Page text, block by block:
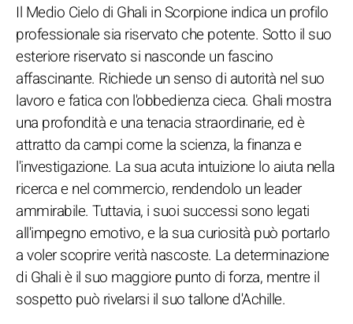
Il Medio Cielo di Ghali in Scorpione indica un profilo
professionale sia riservato che potente. Sotto il suo
esteriore riservato si nasconde un fascino
affascinante. Richiede un senso di autorità nel suo
lavoro e fatica con l'obbedienza cieca. Ghali mostra
una profondità e una tenacia straordinarie, ed è
attratto da campi come la scienza, la finanza e
l'investigazione. La sua acuta intuizione lo aiuta nella
ricerca e nel commercio, rendendolo un leader
ammirabile. Tuttavia, i suoi successi sono legati
all'impegno emotivo, e la sua curiosità può portarlo
a voler scoprire verità nascoste. La determinazione
di Ghali è il suo maggiore punto di forza, mentre il
sospetto può rivelarsi il suo tallone d'Achille.